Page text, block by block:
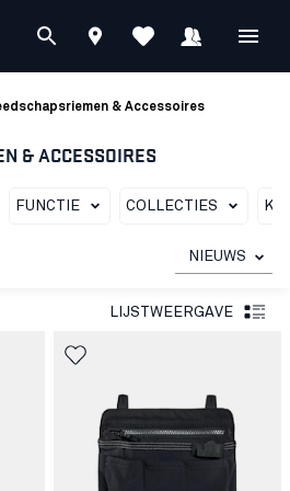
& Accessoires
& ACCESSOIRES
FUNCTIE COLLECTIES
NIEUWS
LIJSTWEERGAVE